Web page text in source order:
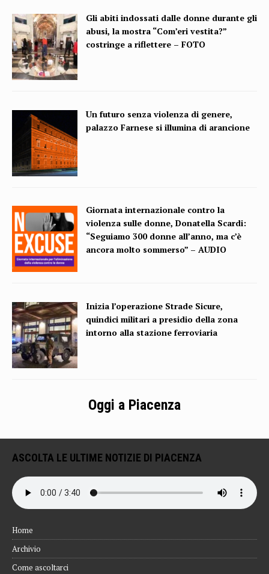
Gli abiti indossati dalle donne durante gli
abusi, la mostra “Com’eri vestita?”
costringe a riflettere – FOTO
Un futuro senza violenza di genere,
palazzo Farnese si illumina di arancione
Giornata internazionale contro la
violenza sulle donne, Donatella Scardi:
“Seguiamo 300 donne all’anno, ma c’è
ancora molto sommerso” – AUDIO
Inizia l’operazione Strade Sicure,
quindici militari a presidio della zona
intorno alla stazione ferroviaria
Oggi a Piacenza
ASCOLTA LE ULTIME NOTIZIE DI PIACENZA
Home
Archivio
Come ascoltarci